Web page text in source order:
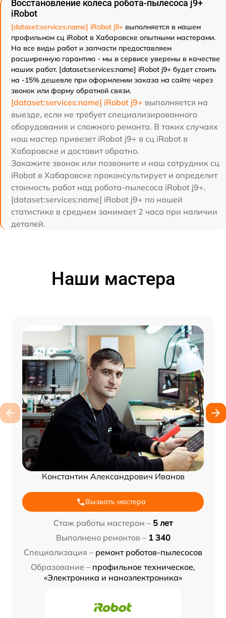
Восстановление колеса робота-пылесоса j9+
iRobot
[dataset:services:name] iRobot j9+ выполняется в нашем
профильном сц iRobot в Хабаровске опытными мастерами.
На все виды работ и запчасти предоставляем
расширенную гарантию - мы в сервисе уверены в качестве
наших работ. [dataset:services:name] iRobot j9+ будет стоить
на -15% дешевле при оформлении заказа на сайте через
звонок или форму обратной связи.
[dataset:services:name] iRobot j9+ выполняется на
выезде, если не требует специализированного
оборудования и сложного ремонта. В таких случаях
наш мастер привезет iRobot j9+ в сц iRobot в
Хабаровске и доставит обратно.
Закажите звонок или позвоните и наш сотрудник сц
iRobot в Хабаровске проконсультирует и определит
стоимость работ над робота-пылесоса iRobot j9+.
[dataset:services:name] iRobot j9+ по нашей
статистике в среднем занимает 2 часа при наличии
деталей.
Наши мастера
Константин Александрович Иванов
Вызвать мастера
Стаж работы мастером – 5 лет
Выполнено ремонтов – 1 340
Специализация – ремонт роботов-пылесосов
Образование – профильное техническое,
«Электроника и наноэлектроника»